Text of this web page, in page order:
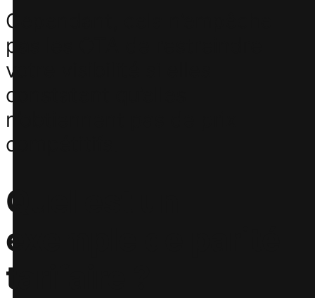
Cependant, cela n’empêche
pas les OTA de restreindre
votre visibilité si elles
constatent qu’elles
n’obtiennent pas de prix
compétitifs.
Quel est un
exemple de parité
tarifaire ?